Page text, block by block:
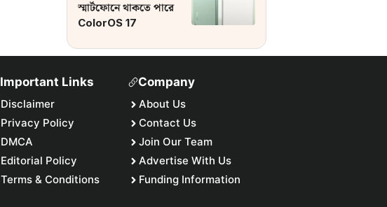
স্মার্টফোনে থাকতে পারে
ColorOS 17
Important Links
Disclaimer
Privacy Policy
DMCA
Editorial Policy
Terms & Conditions
Company
About Us
Contact Us
Join Our Team
Advertise With Us
Funding Information